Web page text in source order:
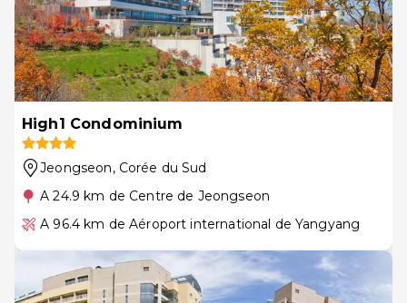
High1 Condominium
Jeongseon, Corée du Sud
A 24.9 km de Centre de Jeongseon
A 96.4 km de Aéroport international de Yangyang